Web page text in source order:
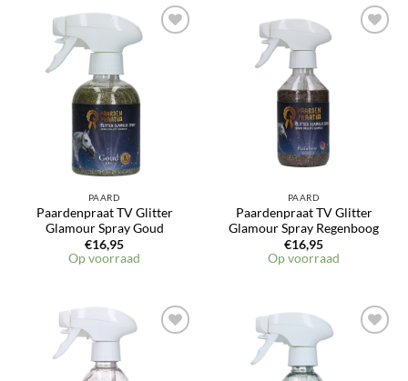
PAARD
Paardenpraat TV Glitter
Glamour Spray Goud
€16,95
Op voorraad
PAARD
Paardenpraat TV Glitter
Glamour Spray Regenboog
€16,95
Op voorraad